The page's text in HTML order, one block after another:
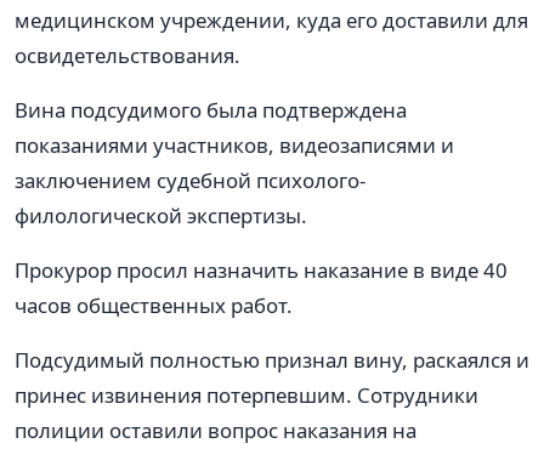
медицинском учреждении, куда его доставили для
освидетельствования.
Вина подсудимого была подтверждена
показаниями участников, видеозаписями и
заключением судебной психолого-
филологической экспертизы.
Прокурор просил назначить наказание в виде 40
часов общественных работ.
Подсудимый полностью признал вину, раскаялся и
принес извинения потерпевшим. Сотрудники
полиции оставили вопрос наказания на